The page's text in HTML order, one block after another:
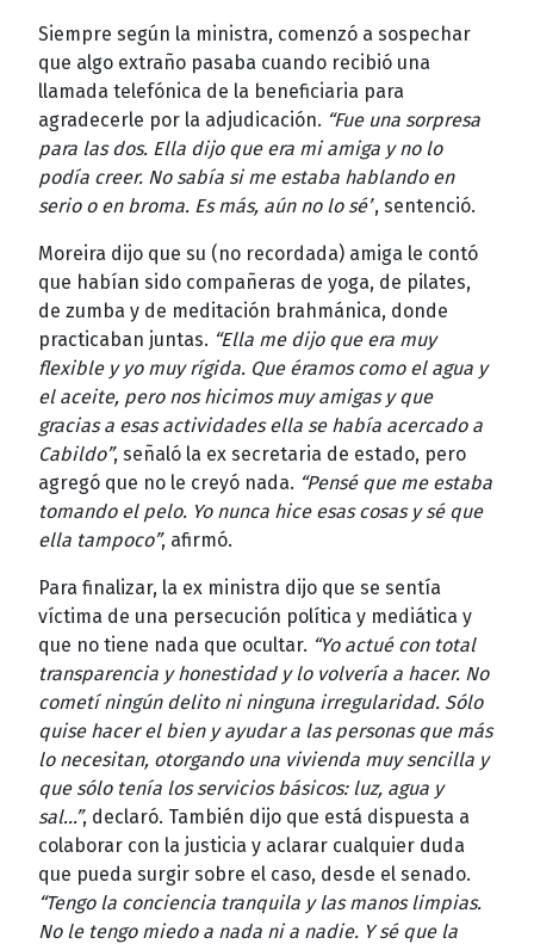
Siempre según la ministra, comenzó a sospechar
que algo extraño pasaba cuando recibió una
llamada telefónica de la beneficiaria para
agradecerle por la adjudicación. “Fue una sorpresa
para las dos. Ella dijo que era mi amiga y no lo
podía creer. No sabía si me estaba hablando en
serio o en broma. Es más, aún no lo sé”, sentenció.
Moreira dijo que su (no recordada) amiga le contó
que habían sido compañeras de yoga, de pilates,
de zumba y de meditación brahmánica, donde
practicaban juntas. “Ella me dijo que era muy
flexible y yo muy rígida. Que éramos como el agua y
el aceite, pero nos hicimos muy amigas y que
gracias a esas actividades ella se había acercado a
Cabildo”, señaló la ex secretaria de estado, pero
agregó que no le creyó nada. “Pensé que me estaba
tomando el pelo. Yo nunca hice esas cosas y sé que
ella tampoco”, afirmó.
Para finalizar, la ex ministra dijo que se sentía
víctima de una persecución política y mediática y
que no tiene nada que ocultar. “Yo actué con total
transparencia y honestidad y lo volvería a hacer. No
cometí ningún delito ni ninguna irregularidad. Sólo
quise hacer el bien y ayudar a las personas que más
lo necesitan, otorgando una vivienda muy sencilla y
que sólo tenía los servicios básicos: luz, agua y
sal...”, declaró. También dijo que está dispuesta a
colaborar con la justicia y aclarar cualquier duda
que pueda surgir sobre el caso, desde el senado.
“Tengo la conciencia tranquila y las manos limpias.
No le tengo miedo a nada ni a nadie. Y sé que la